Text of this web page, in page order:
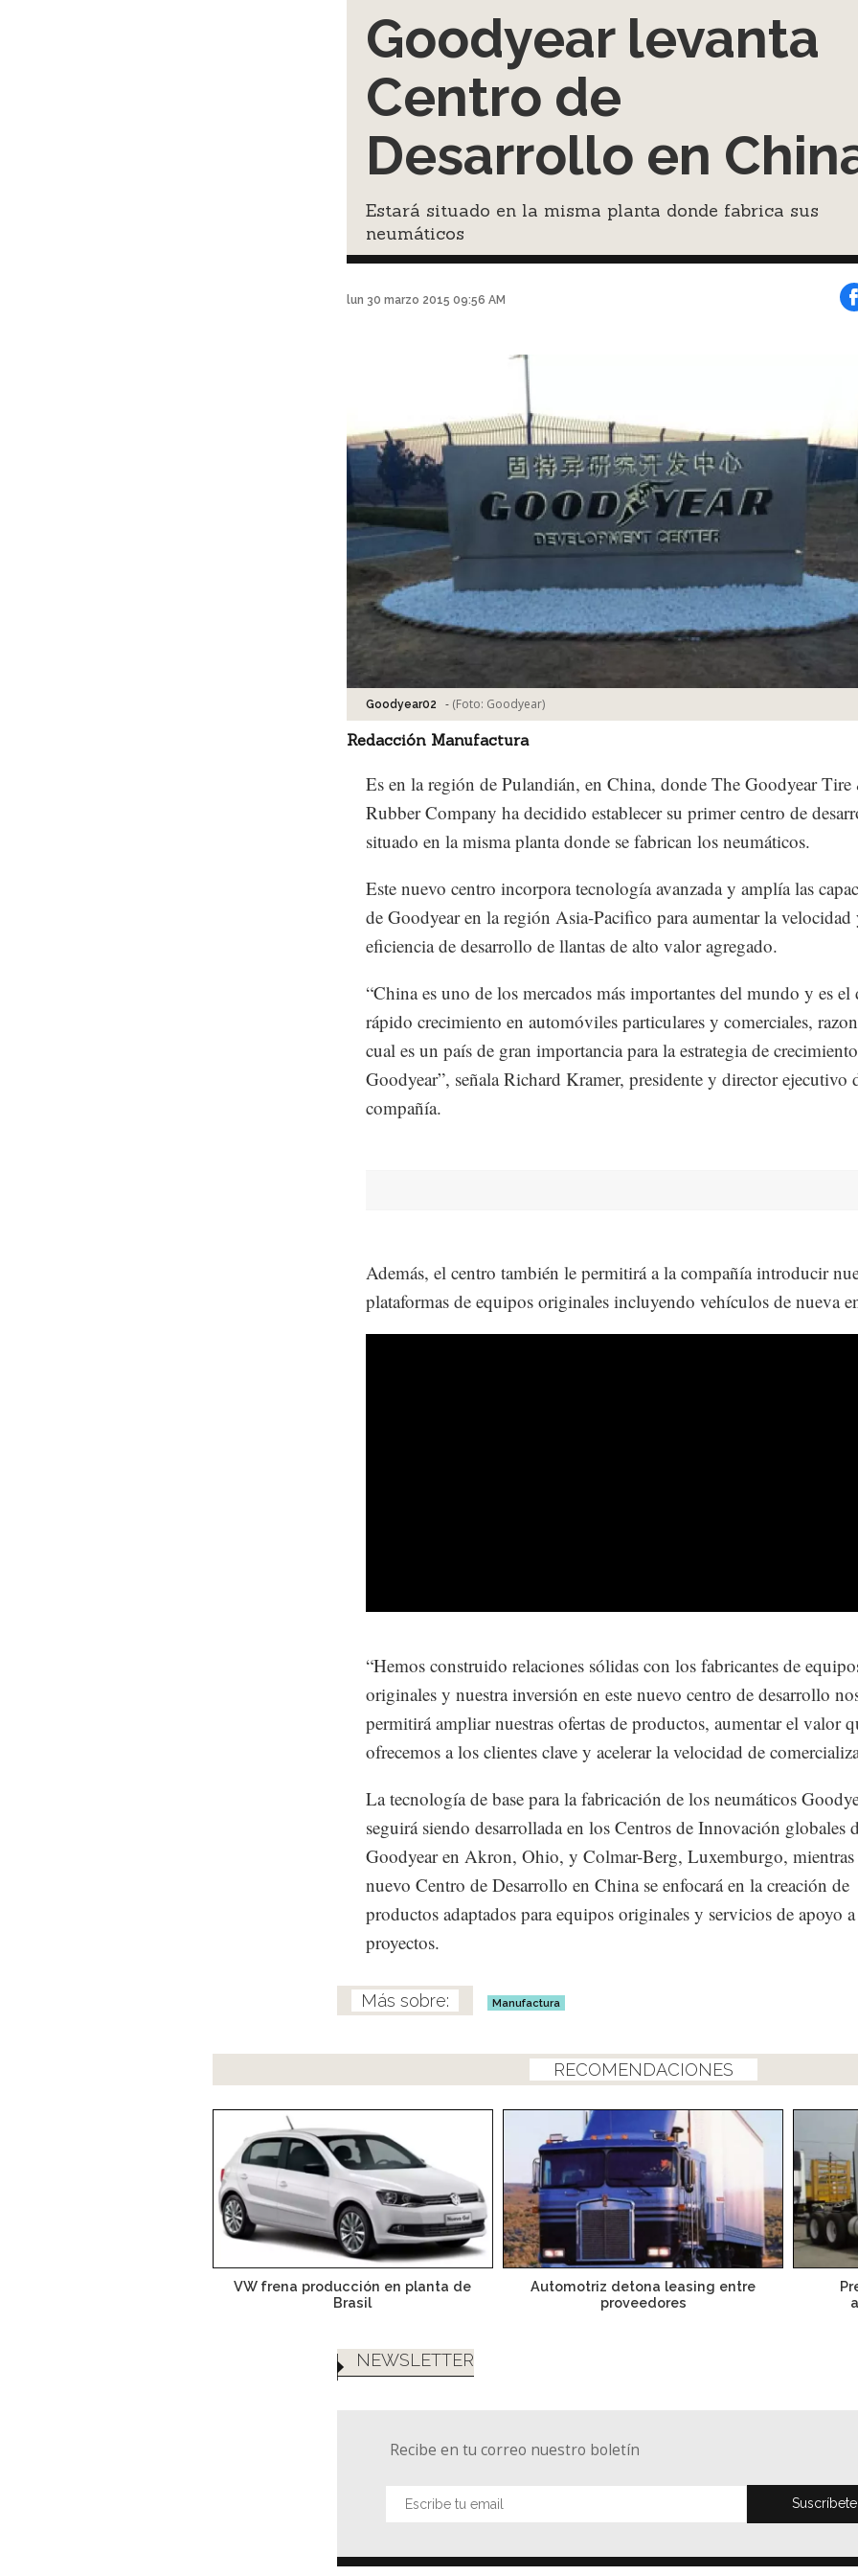
Goodyear levanta
Centro de
Desarrollo en
Estará situado en la misma planta donde fabrica sus
neumáticos
lun 30 marzo 2015 09:56 AM
Goodyear02 - (Foto: Goodyear)
Redacción Manufactura
Es en la región de Pulandián, en China, donde The Goodyear
Rubber Company ha decidido establecer su primer centro de
situado en la misma planta donde se fabrican los neumáticos.
Este nuevo centro incorpora tecnología avanzada y amplía las
de Goodyear en la región Asia-Pacifico para aumentar la velocidad
eficiencia de desarrollo de llantas de alto valor agregado.
“China es uno de los mercados más importantes del mundo y es el
rápido crecimiento en automóviles particulares y comerciales,
cual es un país de gran importancia para la estrategia de
Goodyear”, señala Richard Kramer, presidente y director ejecutivo
compañía.
Además, el centro también le permitirá a la compañía introducir
plataformas de equipos originales incluyendo vehículos de nueva
“Hemos construido relaciones sólidas con los fabricantes de
originales y nuestra inversión en este nuevo centro de desarrollo
permitirá ampliar nuestras ofertas de productos, aumentar el valor
ofrecemos a los clientes clave y acelerar la velocidad de
La tecnología de base para la fabricación de los neumáticos
seguirá siendo desarrollada en los Centros de Innovación globales
Goodyear en Akron, Ohio, y Colmar-Berg, Luxemburgo, mientras
nuevo Centro de Desarrollo en China se enfocará en la creación de
productos adaptados para equipos originales y servicios de apoyo a
proyectos.
Manufactura
RECOMENDACIONES
VW frena producción en planta de
Brasil
Automotriz detona leasing entre
proveedores
NEWSLETTER
Recibe en tu correo nuestro boletín